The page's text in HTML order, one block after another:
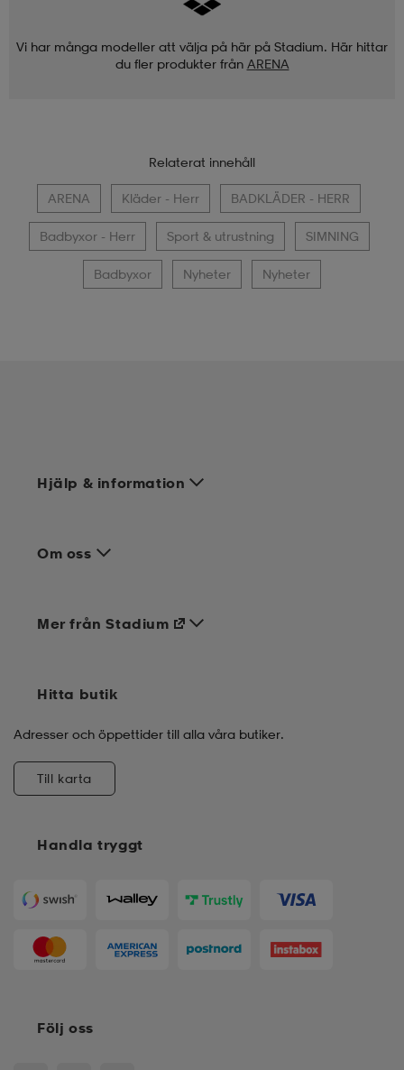
Vi har många modeller att välja på här på Stadium. Här hittar
du fler produkter från ARENA
Relaterat innehåll
ARENA Kläder - Herr BADKLÄDER - HERR
Badbyxor - Herr Sport & utrustning SIMNING
Badbyxor Nyheter Nyheter
Hjälp & information
Om oss
Handla tryggt
Mer från Stadium
Hitta butik
Adresser och öppettider till alla våra butiker.
Till karta
Följ oss